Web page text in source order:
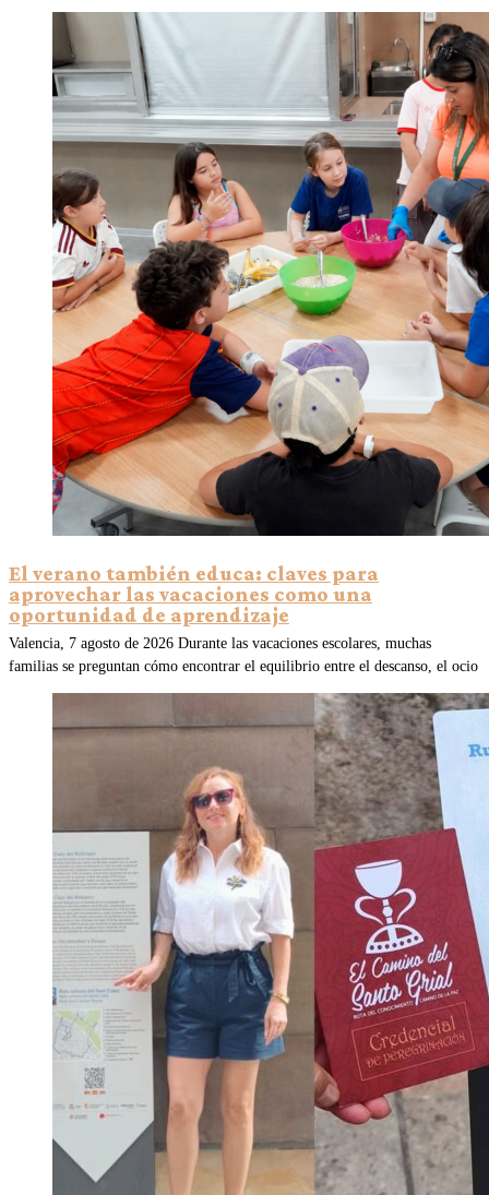
El verano también educa: claves para
aprovechar las vacaciones como una
oportunidad de aprendizaje
Valencia, 7 agosto de 2026 Durante las vacaciones escolares, muchas
familias se preguntan cómo encontrar el equilibrio entre el descanso, el ocio